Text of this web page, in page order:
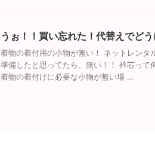
うぉ！！買い忘れた！代替えでど
着物の着付用の小物が無い！ ネットレンタ
準備したと思ってたら、無い！！ 衿芯って
着物の着付けに必要な小物が無い場 …